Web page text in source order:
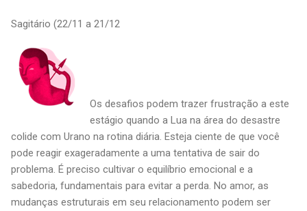
Sagitário (22/11 a 21/12
Os desafios podem trazer frustração a este
estágio quando a Lua na área do desastre
colide com Urano na rotina diária. Esteja ciente de que você
pode reagir exageradamente a uma tentativa de sair do
problema. É preciso cultivar o equilíbrio emocional e a
sabedoria, fundamentais para evitar a perda. No amor, as
mudanças estruturais em seu relacionamento podem ser